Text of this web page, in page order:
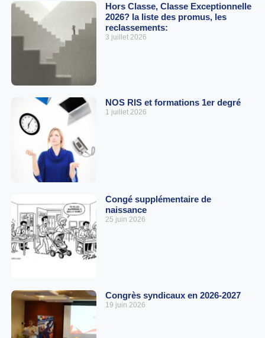
Hors Classe, Classe Exceptionnelle
2026? la liste des promus, les
reclassements:
3 juillet 2026
NOS RIS et formations 1er degré
1 juillet 2026
Congé supplémentaire de
naissance
25 juin 2026
Congrès syndicaux en 2026-2027
19 juin 2026